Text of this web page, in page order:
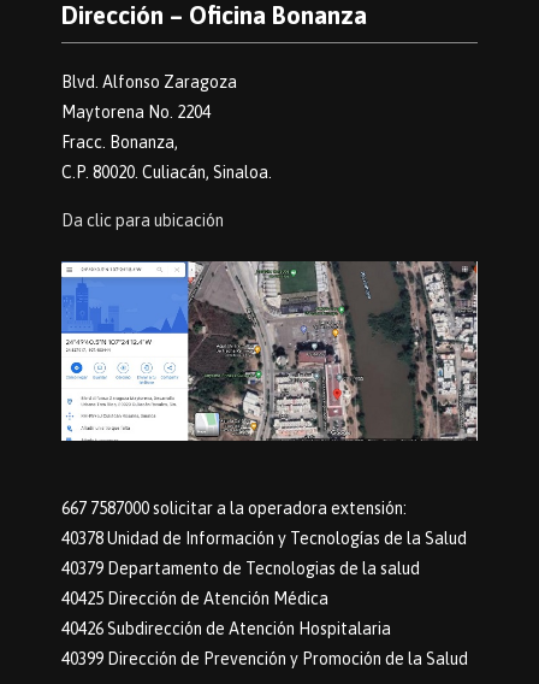
Dirección – Oficina Bonanza
Blvd. Alfonso Zaragoza
Maytorena No. 2204
Fracc. Bonanza,
C.P. 80020. Culiacán, Sinaloa.
Da clic para ubicación
667 7587000 solicitar a la operadora extensión:
40378 Unidad de Información y Tecnologías de la Salud
40379 Departamento de Tecnologias de la salud
40425 Dirección de Atención Médica
40426 Subdirección de Atención Hospitalaria
40399 Dirección de Prevención y Promoción de la Salud